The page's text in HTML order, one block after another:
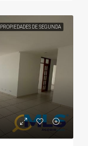
PROPIEDADES DE SEGUNDA